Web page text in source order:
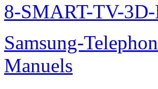
8-SMART-TV-
Samsung-
Manuels